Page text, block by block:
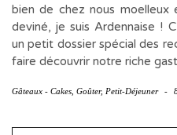
bien de chez nous
deviné, je suis Ardennaise !
un petit dossier spécial des
faire découvrir notre riche
Gâteaux - Cakes Goûter, Petit-Déjeuner -